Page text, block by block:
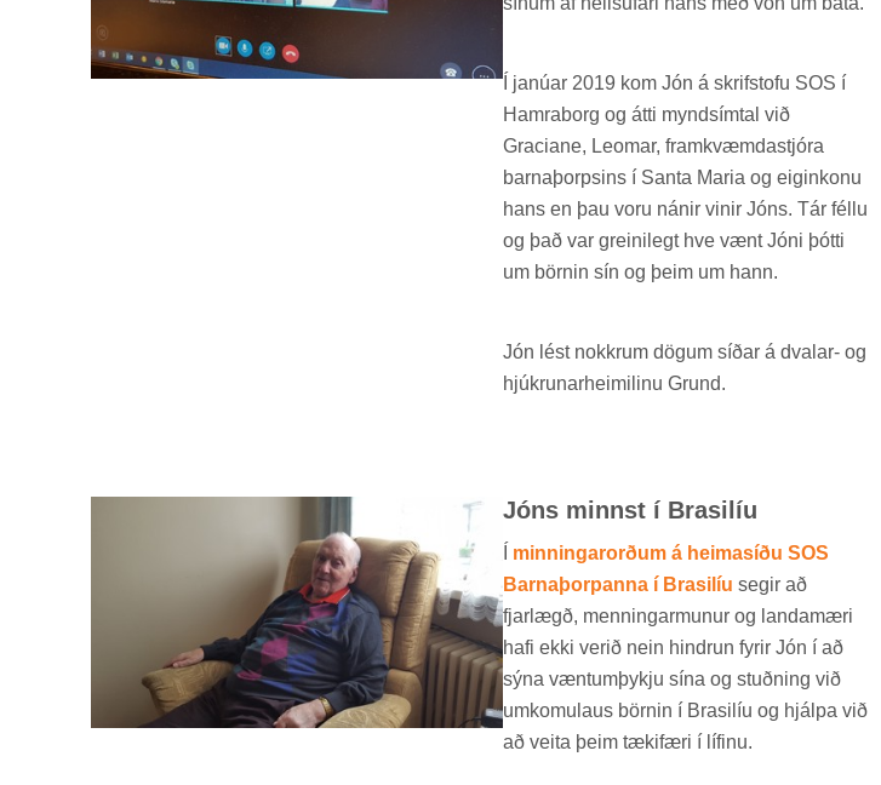
Í janú­ar 2019 kom Jón á skrif­stofu SOS í
Hamra­borg og átti myndsím­tal við
Gracia­ne, Leom­ar, fram­kvæmda­stjóra
barna­þorps­ins í Santa Maria og eig­in­konu
hans en þau voru nán­ir vin­ir Jóns. Tár féllu
og það var greini­legt hve vænt Jóni þótti
um börn­in sín og þeim um hann.
Jón lést nokkr­um dög­um síð­ar á dval­ar- og
hjúkr­un­ar­heim­il­inu Grund.
Jóns minnst í Bras­il­íu
minningarorðum á heimasíðu SOS
Barnaþorpanna í Brasilíu seg­ir að
fjar­lægð, menn­ing­armun­ur og landa­mæri
hafi ekki ver­ið nein hindr­un fyr­ir Jón í að
sýna vænt­umþykju sína og stuðn­ing við
um­komu­laus börn­in í Bras­il­íu og hjálpa við
að veita þeim tæki­færi í líf­inu.